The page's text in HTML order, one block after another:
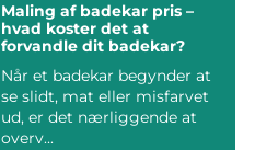
Maling af badekar pris –
hvad koster det at
forvandle dit badekar?
Når et badekar begynder at
se slidt, mat eller misfarvet
ud, er det nærliggende at
overv...